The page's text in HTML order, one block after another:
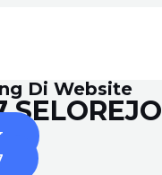
Di Website
SELOREJO